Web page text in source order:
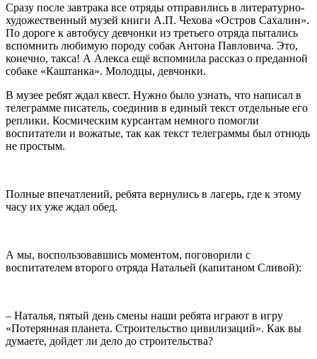
Сразу после завтрака все отряды отправились в литературно‐
художественный музей книги А.П. Чехова «Остров Сахалин».
По дороге к автобусу девчонки из третьего отряда пытались
вспомнить любимую породу собак Антона Павловича. Это,
конечно, такса! А Алекса ещё вспомнила рассказ о преданной
собаке «Каштанка». Молодцы, девчонки.
В музее ребят ждал квест. Нужно было узнать, что написал в
телеграмме писатель, соединив в единый текст отдельные его
реплики. Космическим курсантам немного помогли
воспитатели и вожатые, так как текст телеграммы был отнюдь
не простым.
Полные впечатлений, ребята вернулись в лагерь, где к этому
часу их уже ждал обед.
А мы, воспользовавшись моментом, поговорили с
воспитателем второго отряда Натальей (капитаном Сливой):
– Наталья, пятый день смены наши ребята играют в игру
«Потерянная планета. Строительство цивилизаций». Как вы
думаете, дойдет ли дело до строительства?